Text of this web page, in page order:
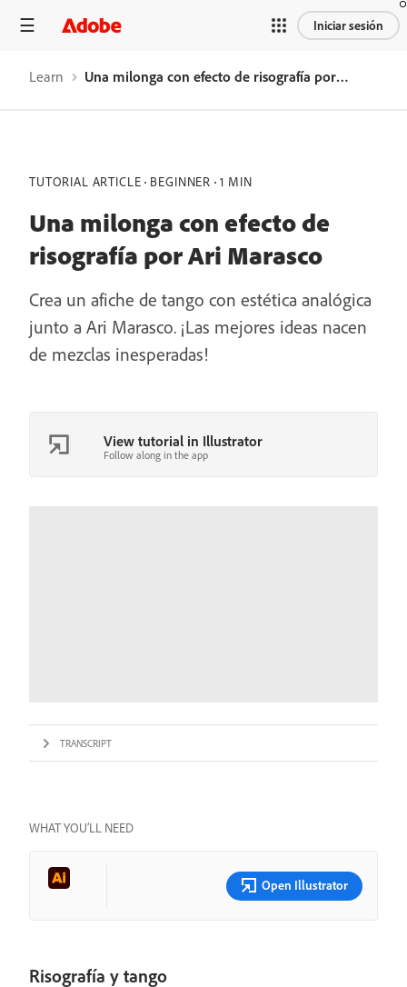
Iniciar sesión
Learn Una milonga con efecto de risografía por Ari Marasco
TUTORIAL ARTICLE BEGINNER 1 MIN
Una milonga con efecto de
risografía por Ari Marasco
Crea un afiche de tango con estética analógica
junto a Ari Marasco. ¡Las mejores ideas nacen
de mezclas inesperadas!
View tutorial in Illustrator
Follow along in the app
TRANSCRIPT
WHAT YOU’LL NEED
Open Illustrator
Risografía y tango